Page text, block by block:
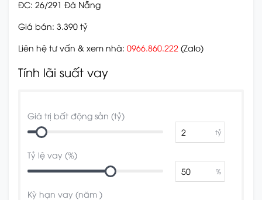
ĐC: 26/291 Đà Nẵng
Giá bán: 3.390 tỷ
Liên hệ tư vấn & xem nhà: 0966.860.222 (Zalo)
Tính lãi suất vay
Giá trị bất động sản (tỷ)
tỷ
Tỷ lệ vay (%)
%
Kỳ hạn vay (năm )